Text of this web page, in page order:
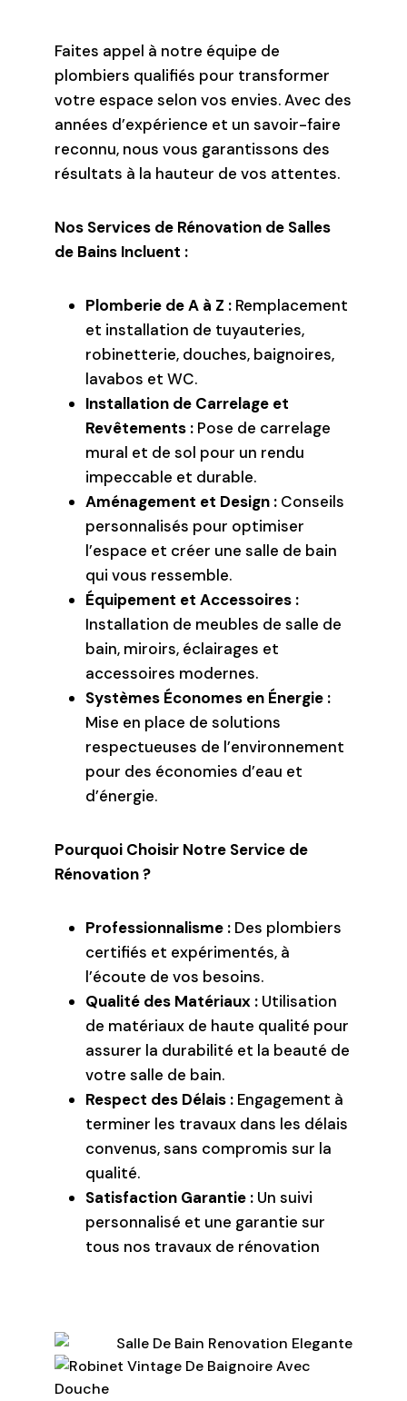
Faites appel à notre équipe de
plombiers qualifiés pour transformer
votre espace selon vos envies. Avec des
années d’expérience et un savoir-faire
reconnu, nous vous garantissons des
résultats à la hauteur de vos attentes.
Nos Services de Rénovation de Salles
de Bains Incluent :
Plomberie de A à Z : Remplacement
et installation de tuyauteries,
robinetterie, douches, baignoires,
lavabos et WC.
Installation de Carrelage et
Revêtements : Pose de carrelage
mural et de sol pour un rendu
impeccable et durable.
Aménagement et Design : Conseils
personnalisés pour optimiser
l’espace et créer une salle de bain
qui vous ressemble.
Équipement et Accessoires :
Installation de meubles de salle de
bain, miroirs, éclairages et
accessoires modernes.
Systèmes Économes en Énergie :
Mise en place de solutions
respectueuses de l’environnement
pour des économies d’eau et
d’énergie.
Pourquoi Choisir Notre Service de
Rénovation ?
Professionnalisme : Des plombiers
certifiés et expérimentés, à
l’écoute de vos besoins.
Qualité des Matériaux : Utilisation
de matériaux de haute qualité pour
assurer la durabilité et la beauté de
votre salle de bain.
Respect des Délais : Engagement à
terminer les travaux dans les délais
convenus, sans compromis sur la
qualité.
Satisfaction Garantie : Un suivi
personnalisé et une garantie sur
tous nos travaux de rénovation